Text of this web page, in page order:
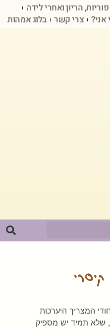
הריון ואחרי לידה
אני? צרי קשר בלוג אמהות
המצריך היערכות
שלא תמיד יש מספיק